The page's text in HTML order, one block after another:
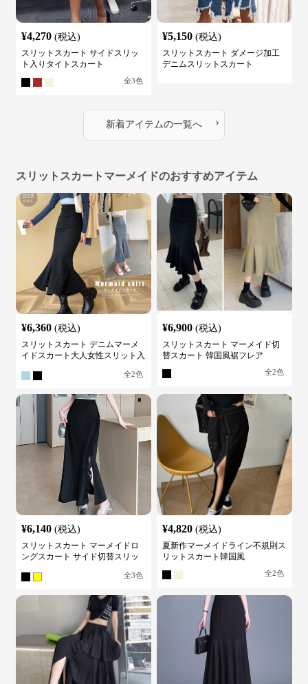
¥4,270 (税込)
スリットスカート サイドスリッ
ト入りタイトスカート
全3色
¥5,150 (税込)
スリットスカート ダメージ加工
デニムスリットスカート
新着アイテムの一覧へ ›
スリットスカートマーメイドのおすすめアイテム
¥6,360 (税込)
スリットスカート デニムマーメ
イドスカート大人女性スリット入
全2色
¥6,900 (税込)
スリットスカート マーメイド切
替スカート 韓国風裾フレア
全2色
¥6,140 (税込)
スリットスカート マーメイドロ
ングスカート サイド切替スリッ
全3色
¥4,820 (税込)
夏新作マーメイドライン不規則ス
リットスカート韓国風
全2色